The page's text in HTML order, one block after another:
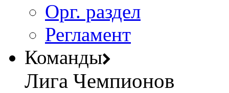
Орг. раздел
Регламент
Команды
Лига Чемпионов